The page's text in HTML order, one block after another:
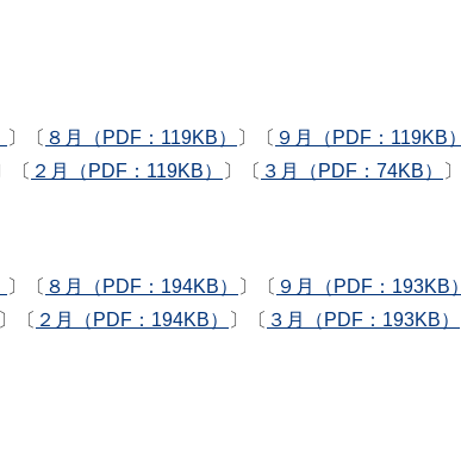
〕〔 ８月（PDF：119KB） 〕〔 ９月（PDF：119KB）
〔 ２月（PDF：119KB） 〕〔 ３月（PDF：74KB）
〕
〕〔 ８月（PDF：194KB） 〕〔 ９月（PDF：193KB）
〕〔 ２月（PDF：194KB） 〕〔 ３月（PDF：193KB）